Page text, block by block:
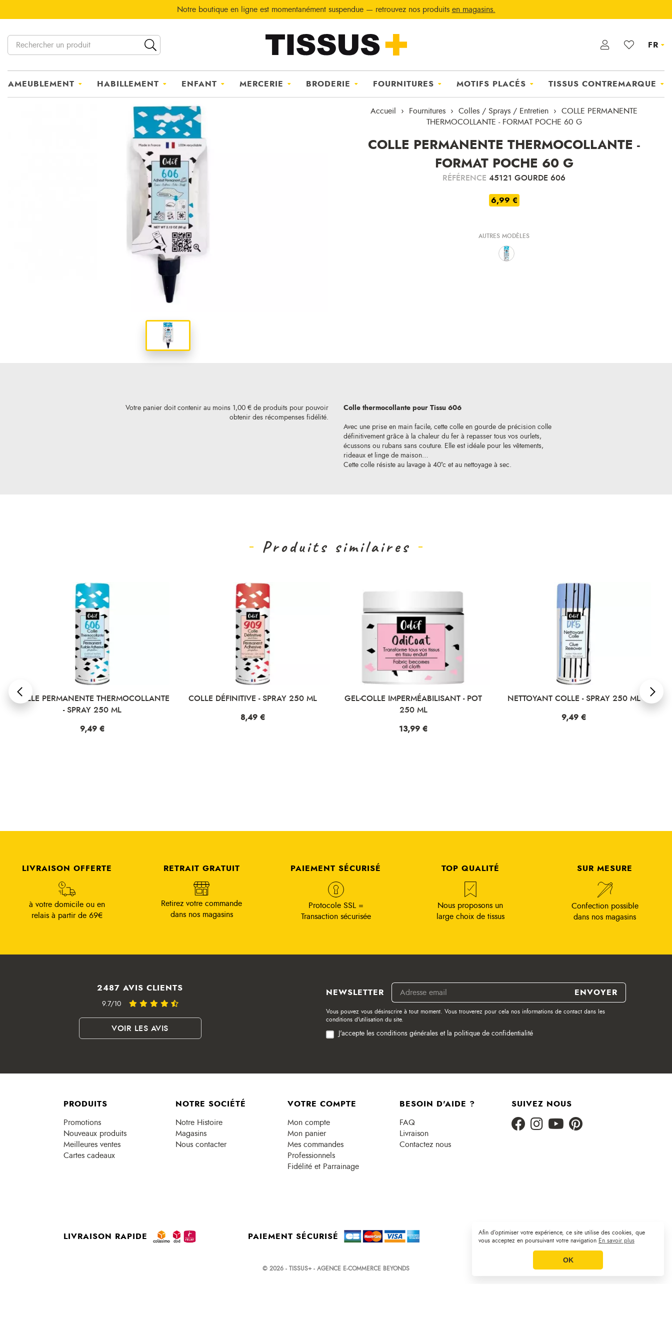
Afin d’optimiser votre expérience, ce site utilise des cookies, que
vous acceptez en poursuivant votre navigation En savoir plus
OK
Notre boutique en ligne est momentanément suspendue — retrouvez nos produits en magasins.
FR
AMEUBLEMENT HABILLEMENT ENFANT MERCERIE BRODERIE FOURNITURES MOTIFS PLACÉS TISSUS CONTREMARQUE
Accueil Fournitures Colles / Sprays / Entretien
COLLE PERMANENTE
THERMOCOLLANTE - FORMAT POCHE 60 G
COLLE PERMANENTE THERMOCOLLANTE -
FORMAT POCHE 60 G
RÉFÉRENCE 45121 GOURDE 606
6,99 €
AUTRES MODÈLES
Votre panier doit contenir au moins 1,00 € de produits pour pouvoir
obtenir des récompenses fidélité.
Colle thermocollante pour Tissu 606
Avec une prise en main facile, cette colle en gourde de précision colle
définitivement grâce à la chaleur du fer à repasser tous vos ourlets,
écussons ou rubans sans couture. Elle est idéale pour les vêtements,
rideaux et linge de maison…
Cette colle résiste au lavage à 40°c et au nettoyage à sec.
Produits similaires
COLLE DÉFINITIVE - SPRAY 250 ML
GEL-COLLE IMPERMÉABILISANT - POT
NETTOYANT COLLE - SPRAY 250 ML NETTOYANT COLLE - SPRAY 125 ML
Prix
6,99 €
LIVRAISON OFFERTE
à votre domicile ou en
relais à partir de 69€
RETRAIT GRATUIT
Retirez votre commande
dans nos magasins
PAIEMENT SÉCURISÉ
Protocole SSL =
Transaction sécurisée
TOP QUALITÉ
Nous proposons un
large choix de tissus
SUR MESURE
Confection possible
dans nos magasins
2487 AVIS CLIENTS
9.7/10
VOIR LES AVIS
NEWSLETTER
Vous pouvez vous désinscrire à tout moment. Vous trouverez pour cela nos informations de contact dans les
conditions d'utilisation du site.
J'accepte les conditions générales et la politique de confidentialité
PRODUITS
Promotions
Nouveaux produits
Meilleures ventes
Cartes cadeaux
NOTRE SOCIÉTÉ
Notre Histoire
Magasins
Nous contacter
VOTRE COMPTE
Mon compte
Mon panier
Mes commandes
Professionnels
Fidélité et Parrainage
BESOIN D'AIDE ?
FAQ
Livraison
Contactez nous
SUIVEZ NOUS
LIVRAISON RAPIDE PAIEMENT SÉCURISÉ Plan du site | CGV | Mentions légales
© 2026 - TISSUS+ - AGENCE E-COMMERCE BEYONDS